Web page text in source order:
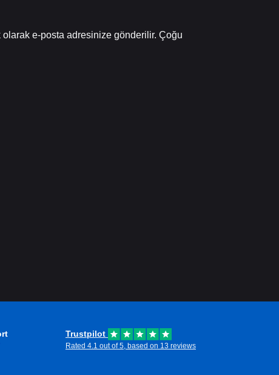
olarak e-posta adresinize gönderilir. Çoğu
Trustpilot
Rated 4.1 out of 5, based on 13 reviews